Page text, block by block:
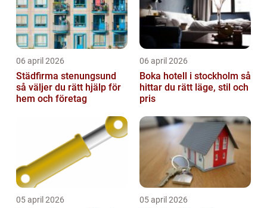
06 april 2026
Städfirma stenungsund
så väljer du rätt hjälp för
hem och företag
06 april 2026
Boka hotell i stockholm så
hittar du rätt läge, stil och
pris
05 april 2026 05 april 2026